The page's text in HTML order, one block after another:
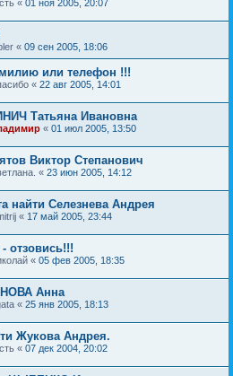
« 01 ноя 2005, 20:07
« 09 сен 2005, 18:06
или телефон !!!
« 22 авг 2005, 14:01
Татьяна Ивановна
« 01 июл 2005, 13:50
Виктор Степанович
« 23 июн 2005, 14:12
найти Селезнева Андрея
« 17 май 2005, 23:44
отзовись!!!
« 05 фев 2005, 18:35
Анна
« 25 янв 2005, 18:13
Жукова Андрея.
« 07 дек 2004, 20:02